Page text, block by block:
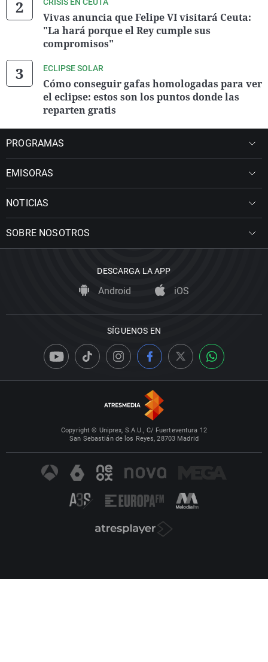
Vivas anuncia que Felipe VI visitará Ceuta:
"La hará porque el Rey cumple sus
compromisos"
ECLIPSE SOLAR
Cómo conseguir gafas homologadas para ver
el eclipse: estos son los puntos donde las
reparten gratis
PROGRAMAS
EMISORAS
NOTICIAS
SOBRE NOSOTROS
DESCARGA LA APP
Android iOS
SÍGUENOS EN
Copyright © Uniprex, S.A.U., C/ Fuerteventura 12
San Sebastián de los Reyes, 28703 Madrid